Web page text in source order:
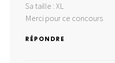
Sa taille : XL
Merci pour ce concours
RÉPONDRE